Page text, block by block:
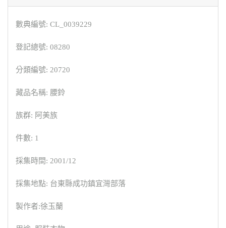
數典編號: CL_0039229
登記總號: 08280
分類編號: 20720
藏品名稱: 腰鈴
族群: 阿美族
件數: 1
採集時間: 2001/12
採集地點: 台東縣成功鎮宜灣部落
製作者:徐玉蘭